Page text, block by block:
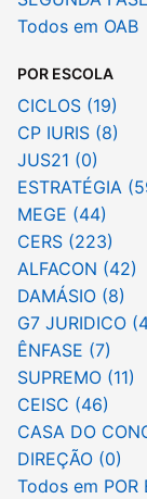
Todos em OAB
POR ESCOLA
CICLOS (19)
CP IURIS (8)
JUS21 (0)
ESTRATÉGIA
MEGE (44)
CERS (223)
ALFACON (42)
DAMÁSIO (8)
G7 JURIDICO
ÊNFASE (7)
SUPREMO (11)
CEISC (46)
CASA DO
DIREÇÃO (0)
Todos em POR